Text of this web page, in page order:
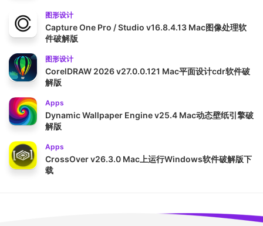
图形设计
Capture One Pro / Studio v16.8.4.13 Mac图像处理软
件破解版
图形设计
CorelDRAW 2026 v27.0.0.121 Mac平面设计cdr软件破
解版
Apps
Dynamic Wallpaper Engine v25.4 Mac动态壁纸引擎破
解版
Apps
CrossOver v26.3.0 Mac上运行Windows软件破解版下
载